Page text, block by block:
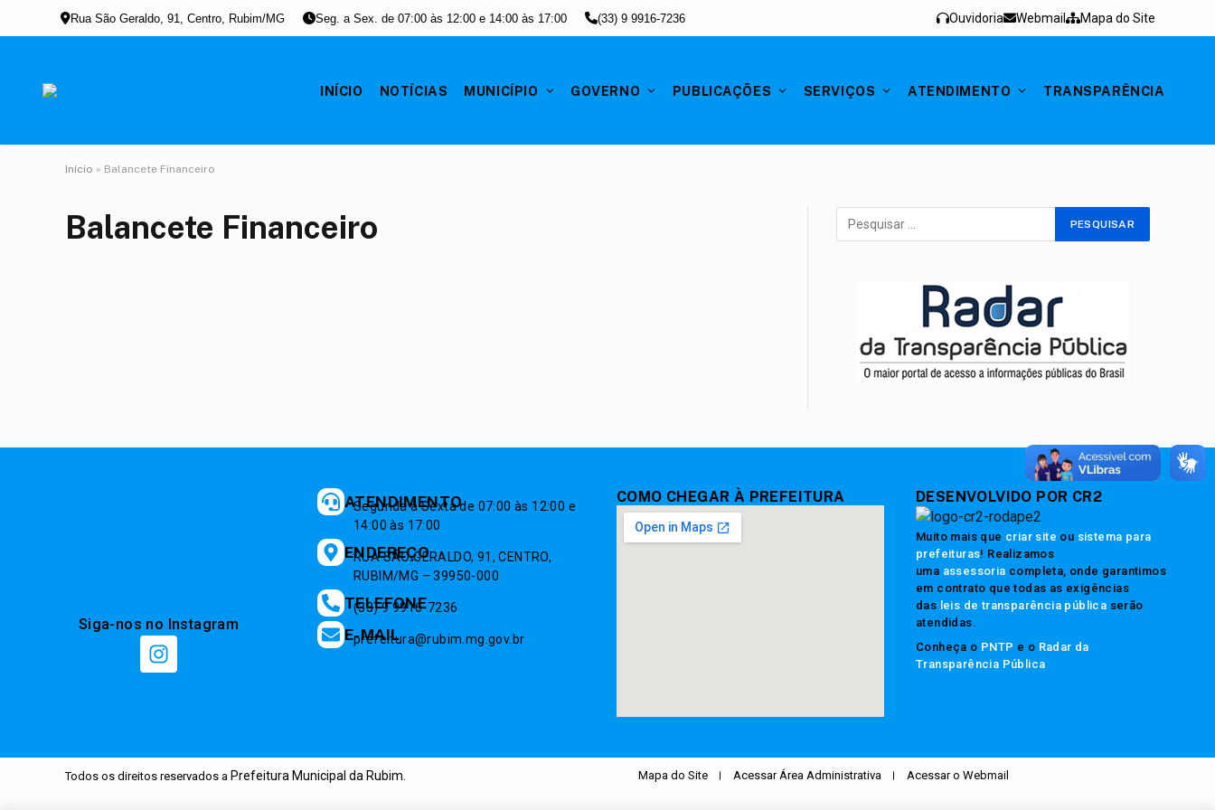
Rua São Geraldo, 91, Centro, Rubim/MG Seg. a Sex. de 07:00 às 12:00 e 14:00 às 17:00 (33) 9 9916-7236 Ouvidoria Webmail Mapa do Site
INÍCIO NOTÍCIAS MUNICÍPIO GOVERNO PUBLICAÇÕES SERVIÇOS ATENDIMENTO TRANSPARÊNCIA
Início » Balancete Financeiro
Balancete Financeiro
Siga-nos no Instagram
ATENDIMENTO
Segunda à Sexta de 07:00 às 12:00 e
14:00 às 17:00
ENDEREÇO
RUA SÃO GERALDO, 91, CENTRO,
RUBIM/MG – 39950-000
TELEFONE
(33) 9 9916-7236
E-MAIL
prefeitura@rubim.mg.gov.br
COMO CHEGAR À PREFEITURA DESENVOLVIDO POR CR2
Muito mais que criar site ou sistema para
prefeituras! Realizamos
uma assessoria completa, onde garantimos
em contrato que todas as exigências
das leis de transparência pública serão
atendidas.
Conheça o PNTP e o Radar da
Transparência Pública
Todos os direitos reservados a Prefeitura Municipal da Rubim. Mapa do Site Acessar Área Administrativa Acessar o Webmail